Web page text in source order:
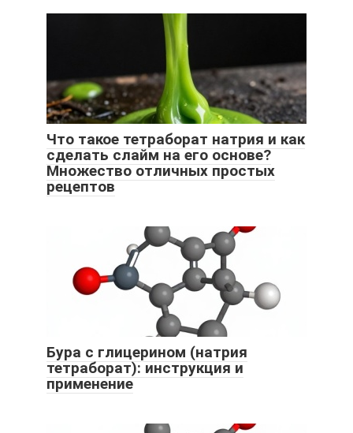
Что такое тетраборат натрия и как
сделать слайм на его основе?
Множество отличных простых
рецептов
Бура с глицерином (натрия
тетраборат): инструкция и
применение